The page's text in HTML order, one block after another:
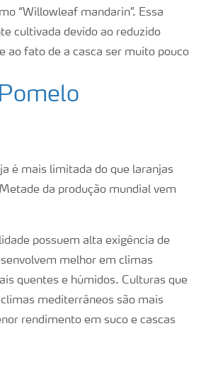
“Willowleaf mandarin”. Essa
cultivada devido ao reduzido
ao fato de a casca ser muito pouco
é mais limitada do que laranjas
da produção mundial vem
possuem alta exigência de
melhor em climas
quentes e húmidos. Culturas que
mediterrâneos são mais
rendimento em suco e cascas